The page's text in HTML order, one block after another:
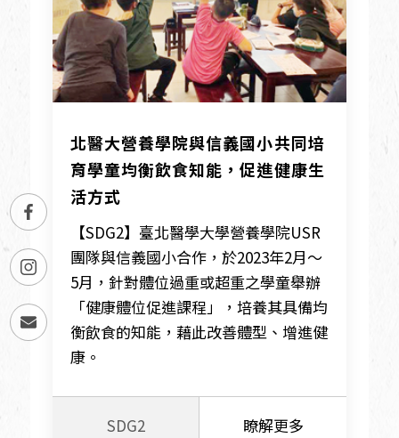
北醫大營養學院與信義國小共同培
育學童均衡飲食知能，促進健康生
活方式
【SDG2】臺北醫學大學營養學院USR
團隊與信義國小合作，於2023年2月～
5月，針對體位過重或超重之學童舉辦
「健康體位促進課程」，培養其具備均
衡飲食的知能，藉此改善體型、增進健
康。
SDG2 瞭解更多